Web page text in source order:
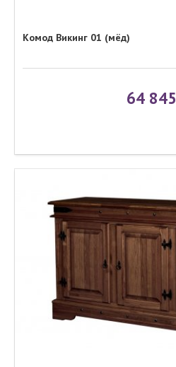
Комод Викинг 01 (мёд)
64 845